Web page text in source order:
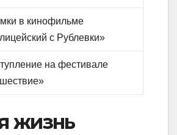
в кинофильме
с Рублевки»
на фестивале
жизнь